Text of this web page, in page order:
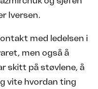
Iversen.
med ledelsen i
men også å
skitt på støvlene, å
vite hvordan ting